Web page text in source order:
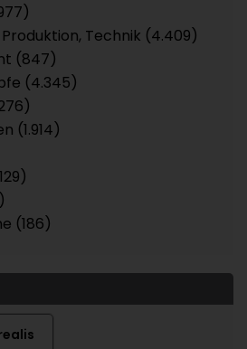
Technik (4.409)
(847)
(4.345)
(1.914)
(186)